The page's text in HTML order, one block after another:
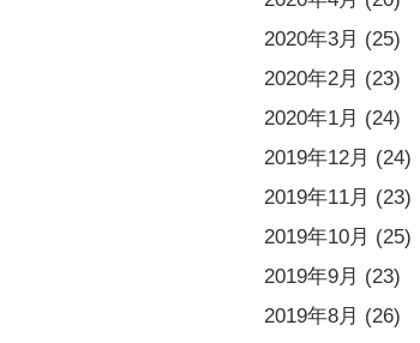
2020年3月 (25)
2020年2月 (23)
2020年1月 (24)
2019年12月 (24)
2019年11月 (23)
2019年10月 (25)
2019年9月 (23)
2019年8月 (26)